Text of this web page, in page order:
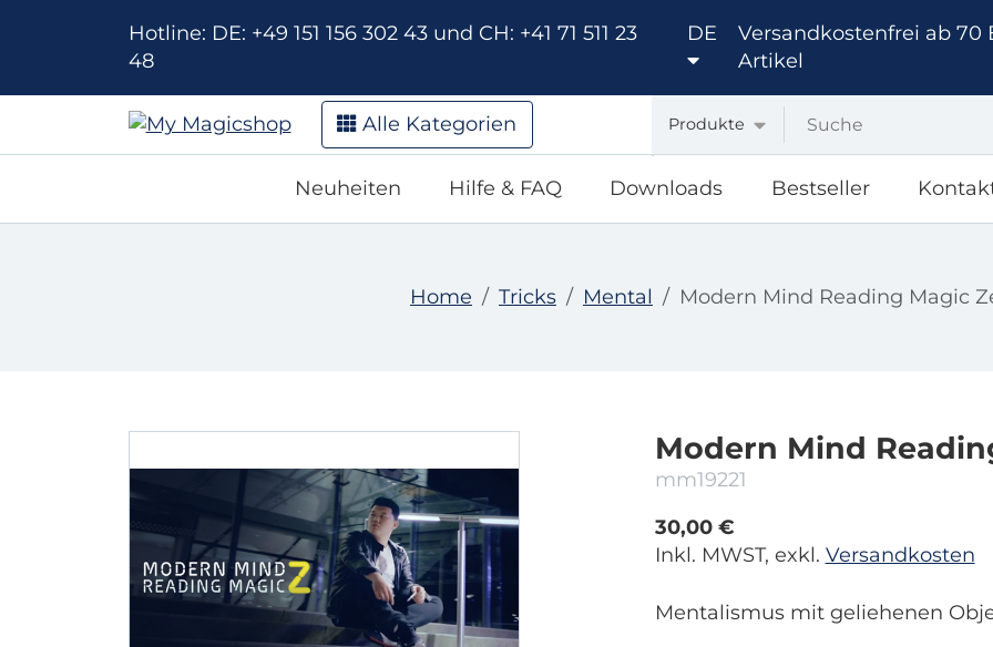
Hotline: DE: +49 151 156 302 43 und CH: +41 71 511 23
48
DE
Versandkostenfrei ab 70
Artikel
Alle Kategorien Produkte
Neuheiten Hilfe & FAQ Downloads Bestseller
Home Tricks Mental Modern Mind Reading Magic
Modern Mind
mm19221
30,00 €
Inkl. MWST, exkl. Versandkosten
Mentalismus mit geliehenen